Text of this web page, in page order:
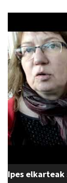
Ipes elkarteak